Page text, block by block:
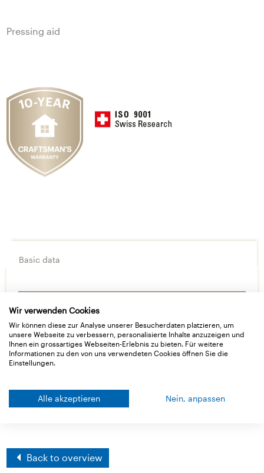
Pressing aid
Basic data
Delivery Type
Technical Details
Downloads
Back to overview
Wir verwenden Cookies
Wir können diese zur Analyse unserer Besucherdaten platzieren, um
unsere Webseite zu verbessern, personalisierte Inhalte anzuzeigen und
Ihnen ein grossartiges Webseiten-Erlebnis zu bieten. Für weitere
Informationen zu den von uns verwendeten Cookies öffnen Sie die
Einstellungen.
Alle akzeptieren Nein, anpassen